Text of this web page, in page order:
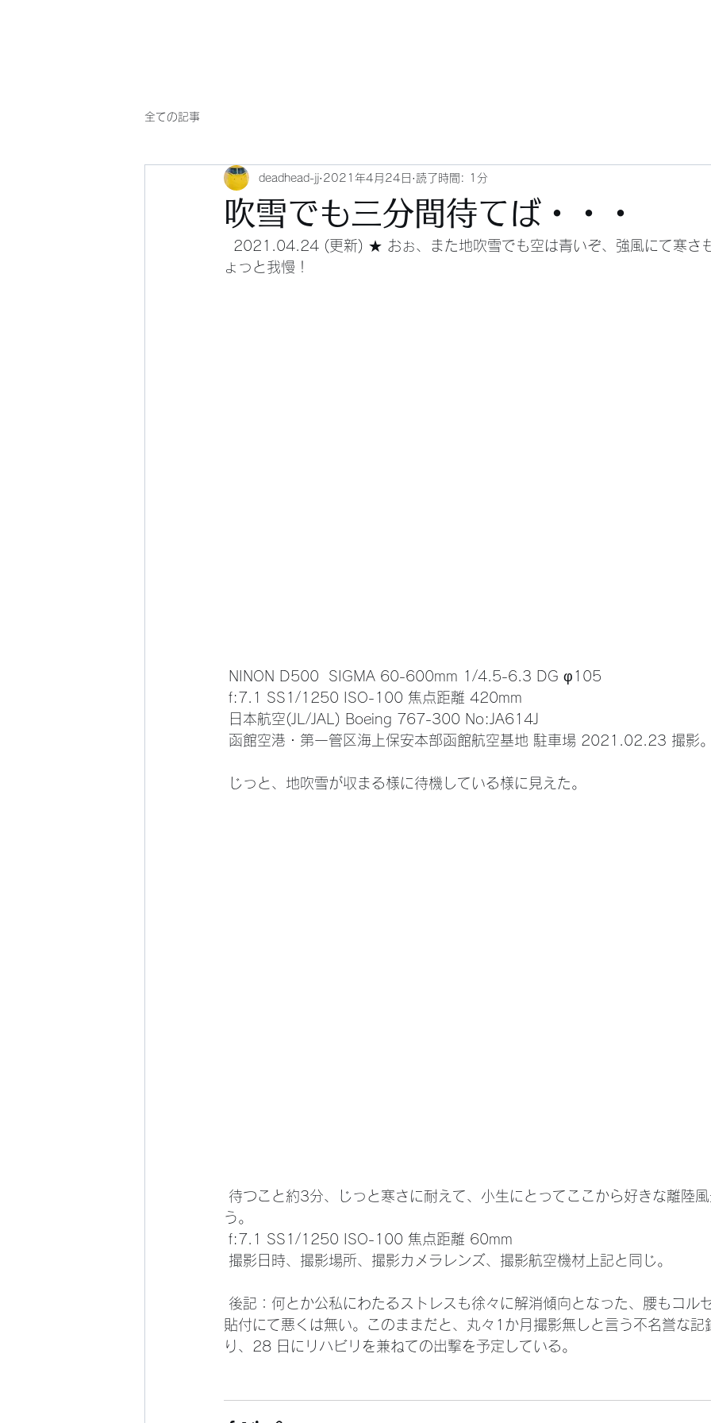
全ての記事
吹雪でも三分間待てば・・・
deadhead-jj 2021年4月24日 読了時間: 1分
ょっと我慢！
NINON D500  SIGMA 60-600mm 1/4.5-6.3 DG φ105
f:7.1 SS1/1250 ISO-100 焦点距離 420mm
日本航空(JL/JAL) Boeing 767-300 No:JA614J
函館空港・第一管区海上保安本部函館航空基地 駐車場 2021.02.23 撮影
じっと、地吹雪が収まる様に待機している様に見えた。
う。
f:7.1 SS1/1250 ISO-100 焦点距離 60mm
撮影日時、撮影場所、撮影カメラレンズ、撮影航空機材上記と同じ。
貼付にて悪くは無い。このままだと、丸々1か月撮影無しと言う不名誉な記
り、28 日にリハビリを兼ねての出撃を予定している。